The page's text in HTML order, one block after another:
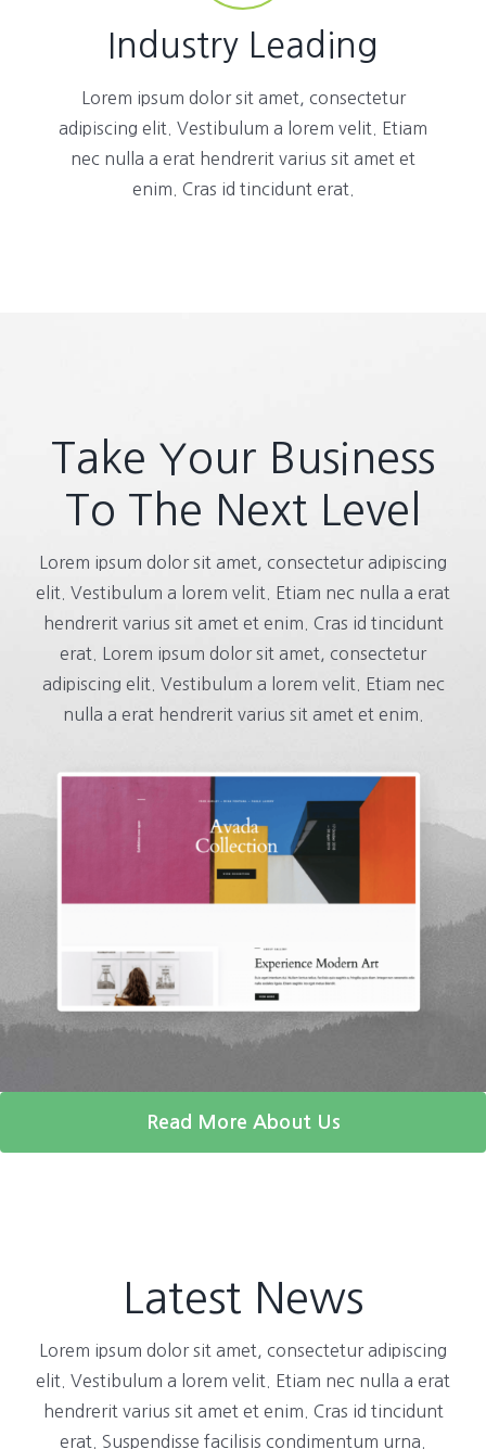
Industry Leading
Lorem ipsum dolor sit amet, consectetur
adipiscing elit. Vestibulum a lorem velit. Etiam
nec nulla a erat hendrerit varius sit amet et
enim. Cras id tincidunt erat.
Take Your Business
To The Next Level
Lorem ipsum dolor sit amet, consectetur adipiscing
elit. Vestibulum a lorem velit. Etiam nec nulla a erat
hendrerit varius sit amet et enim. Cras id tincidunt
erat. Lorem ipsum dolor sit amet, consectetur
adipiscing elit. Vestibulum a lorem velit. Etiam nec
nulla a erat hendrerit varius sit amet et enim.
Read More About Us
Latest News
Lorem ipsum dolor sit amet, consectetur adipiscing
elit. Vestibulum a lorem velit. Etiam nec nulla a erat
hendrerit varius sit amet et enim. Cras id tincidunt
erat. Suspendisse facilisis condimentum urna.